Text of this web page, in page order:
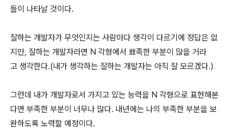
들이 나타날 것이다.
잘하는 개발자가 무엇인지는 사람마다 생각이 다르기에 정답은 없
지만, 잘하는 개발자라면 N 각형에서 뾰족한 부분이 많을 거라
고 생각한다.(내가 생각하는 잘하는 개발자는 아직 잘 모르겠다.)
그런데 내가 개발자로서 가지고 있는 능력을 N 각형으로 표현해본
다면 부족한 부분이 너무나 많다. 내년에는 나의 부족한 부분을 보
완하도록 노력할 예정이다.